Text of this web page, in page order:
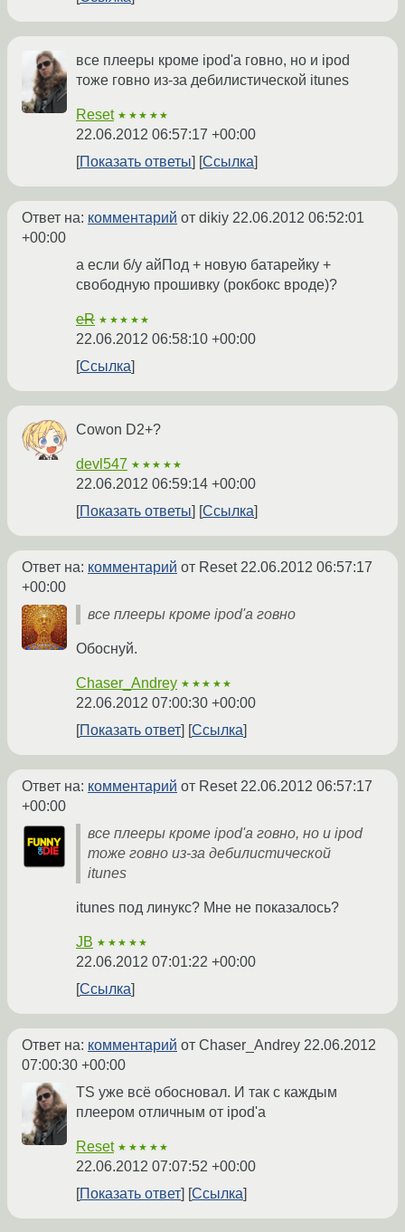
все плееры кроме ipod'а говно, но и ipod
тоже говно из-за дебилистической itunes
Reset ★★★★★
22.06.2012 06:57:17 +00:00
Показать ответы
Ссылка
Ответ на: комментарий от dikiy 22.06.2012 06:52:01
+00:00
а если б/у айПод + новую батарейку +
свободную прошивку (рокбокс вроде)?
eR ★★★★★
22.06.2012 06:58:10 +00:00
Ссылка
Cowon D2+?
devl547 ★★★★★
22.06.2012 06:59:14 +00:00
Показать ответы
Ссылка
Ответ на: комментарий от Reset22.06.2012 06:57:17
+00:00
все плееры кроме ipod'а говно
Обоснуй.
Chaser_Andrey ★★★★★
22.06.2012 07:00:30 +00:00
Показать ответ
Ссылка
Ответ на: комментарий от Reset22.06.2012 06:57:17
+00:00
все плееры кроме ipod'а говно, но и ipod
тоже говно из-за дебилистической
itunes
itunes под линукс? Мне не показалось?
JB ★★★★★
22.06.2012 07:01:22 +00:00
Ссылка
Ответ на: комментарий от Chaser_Andrey 22.06.2012
07:00:30 +00:00
TS уже всё обосновал. И так с каждым
плеером отличным от ipod'а
Reset ★★★★★
22.06.2012 07:07:52 +00:00
Показать ответ
Ссылка